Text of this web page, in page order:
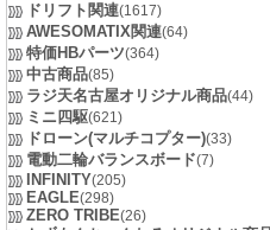
ドリフト関連(1617)
AWESOMATIX関連(64)
特価HBパーツ(364)
中古商品(85)
ラジ天名古屋オリジナル商品(44)
ミニ四駆(621)
ドローン(マルチコプター)(33)
電動二輪バランスボード(7)
INFINITY(205)
EAGLE(298)
ZERO TRIBE(26)